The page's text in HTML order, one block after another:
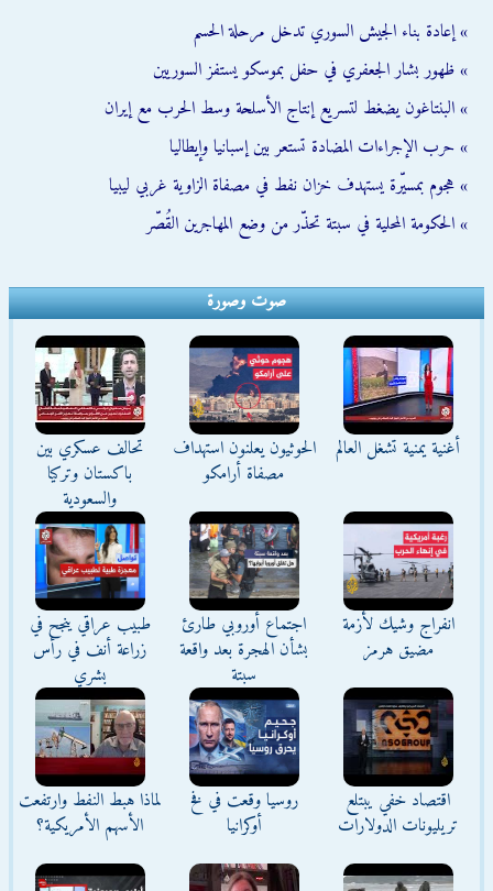
» إعادة بناء الجيش السوري تدخل مرحلة الحسم
» ظهور بشار الجعفري في حفل بموسكو يستفز السوريين
» البنتاغون يضغط لتسريع إنتاج الأسلحة وسط الحرب مع إيران
» حرب الإجراءات المضادة تستعر بين إسبانيا وإيطاليا
» هجوم بمسيّرة يستهدف خزان نفط في مصفاة الزاوية غربي ليبيا
» الحكومة المحلية في سبتة تحذّر من وضع المهاجرين القُصّر
صوت وصورة
أغنية يمنية تشغل العالم
الحوثيون يعلنون استهداف
مصفاة أرامكو
تحالف عسكري بين
باكستان وتركيا
والسعودية
انفراج وشيك لأزمة
مضيق هرمز
اجتماع أوروبي طارئ
بشأن الهجرة بعد واقعة
سبتة
طبيب عراقي ينجح في
زراعة أنف في رأس
بشري
اقتصاد خفي يبتلع
تريليونات الدولارات
روسيا وقعت في فخ
أوكرانيا
لماذا هبط النفط وارتفعت
الأسهم الأمريكية؟